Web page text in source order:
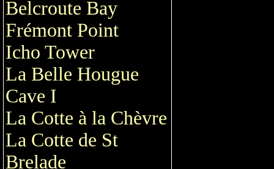
Belcroute Bay
Frémont Point
Icho Tower
La Belle Hougue
Cave I
La Cotte à la Chèvre
La Cotte de St
Brelade